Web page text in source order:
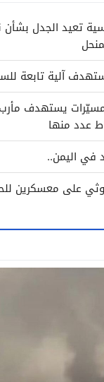
تعيد الجدل بشأن
آلية تابعة
يستهدف
عدد منها
اليمن..
على معسكرين